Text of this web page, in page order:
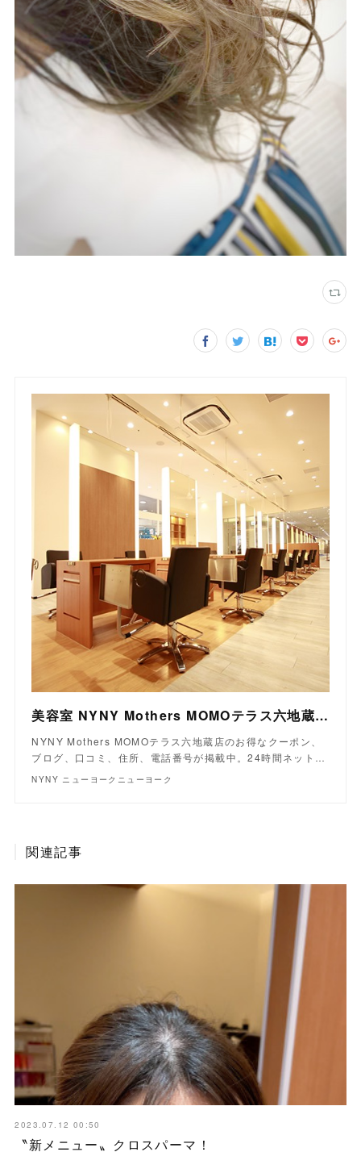
美容室 NYNY Mothers MOMOテラス六地蔵店｜ヘアサロン・美容院｜ニューヨークニューヨーク
NYNY Mothers MOMOテラス六地蔵店のお得なクーポン、
ブログ、口コミ、住所、電話番号が掲載中。24時間ネット…
NYNY ニューヨークニューヨーク
関連記事
2023.07.12 00:50
〝新メニュー〟クロスパーマ！